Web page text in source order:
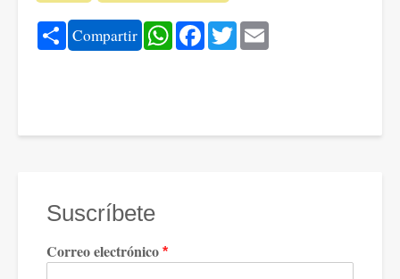
Share
Compartir WhatsApp
Facebook
Twitter
Suscríbete
Correo electrónico